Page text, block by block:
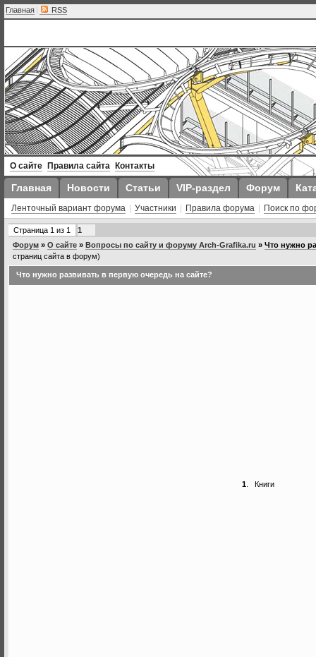
Главная | RSS
О сайте Правила сайта Контакты
Главная Новости Статьи VIP-раздел Форум
Ленточный вариант форума Участники Правила форума Поиск по
Страница 1 из 1
1
Форум » О сайте » Вопросы по сайту и форуму Arch-Grafika.ru » Что нужно
страниц сайта в форум)
Что нужно развивать в первую очередь на сайте?
1 Книги